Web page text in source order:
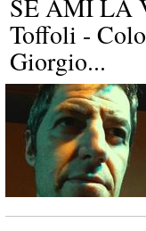
Toffoli -
Giorgio...